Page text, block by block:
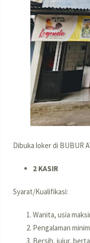
Dibuka loker di BUBUR
2 KASIR
Syarat/Kualifikasi:
Wanita, usia
Pengalaman
Bersih, jujur,